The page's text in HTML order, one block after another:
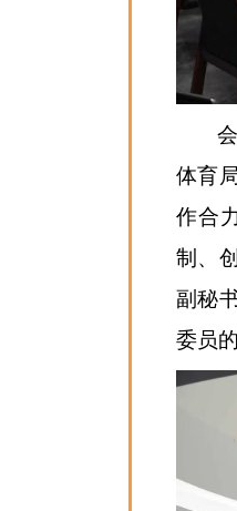
体育
作合
制、
副秘
委员